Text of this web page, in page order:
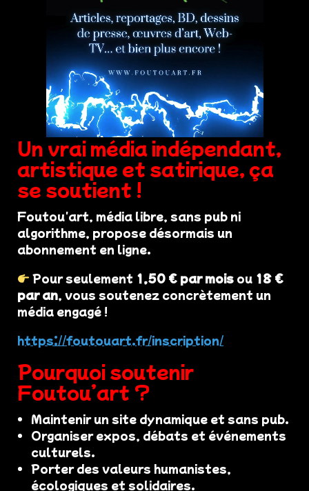
Un vrai média indépendant,
artistique et satirique, ça
se soutient !
Foutou'art, média libre, sans pub ni
algorithme, propose désormais un
abonnement en ligne.
Pour seulement 1,50 € par mois ou 18 €
par an, vous soutenez concrètement un
média engagé !
https://foutouart.fr/inscription/
Pourquoi soutenir
Foutou’art ?
Maintenir un site dynamique et sans pub.
Organiser expos, débats et événements
culturels.
Porter des valeurs humanistes,
écologiques et solidaires.